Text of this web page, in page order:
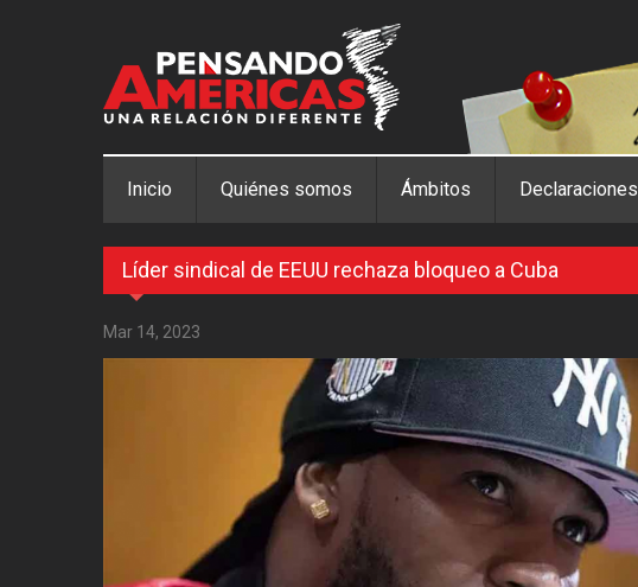
Inicio Quiénes somos Ámbitos Declaraciones
Líder sindical de EEUU rechaza bloqueo a Cuba
Mar 14, 2023